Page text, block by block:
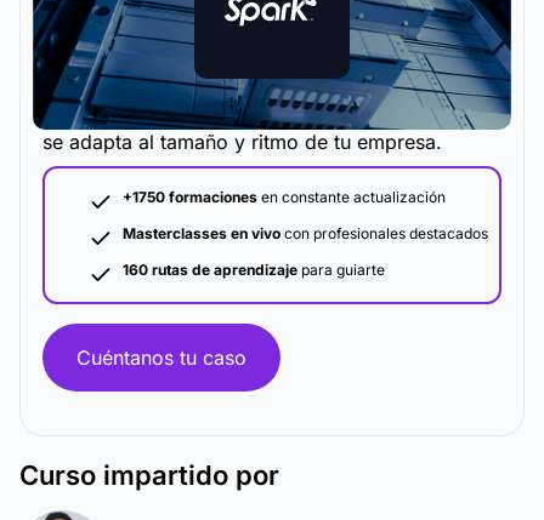
La metodología y plataforma de formación que
se adapta al tamaño y ritmo de tu empresa.
+1750 formaciones en constante actualización
Masterclasses en vivo con profesionales destacados
160 rutas de aprendizaje para guiarte
Cuéntanos tu caso
Curso impartido por